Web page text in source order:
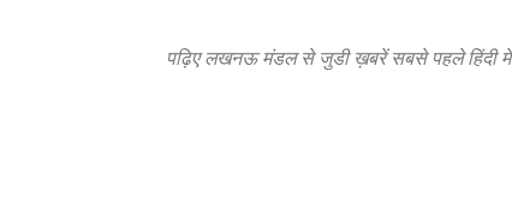
पढ़िए लखनऊ मंडल से जुडी ख़बरें सबसे पहले हिंदी में